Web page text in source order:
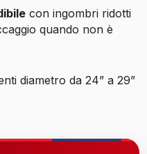
con ingombri ridotti
quando non è
diametro da 24” a 29”